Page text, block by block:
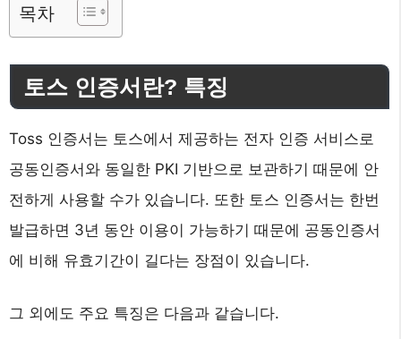
목차
토스 인증서란? 특징
Toss 인증서는 토스에서 제공하는 전자 인증 서비스로
공동인증서와 동일한 PKI 기반으로 보관하기 때문에 안
전하게 사용할 수가 있습니다. 또한 토스 인증서는 한번
발급하면 3년 동안 이용이 가능하기 때문에 공동인증서
에 비해 유효기간이 길다는 장점이 있습니다.
그 외에도 주요 특징은 다음과 같습니다.